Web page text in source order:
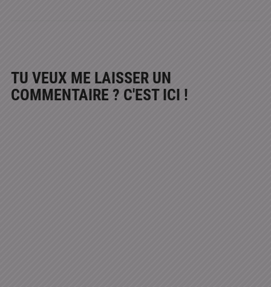
TU VEUX ME LAISSER UN
COMMENTAIRE ? C'EST ICI !